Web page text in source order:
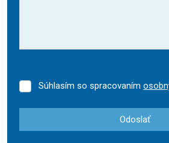
Súhlasím
spracovaním
Súhlasím so spracovaním
Odoslať